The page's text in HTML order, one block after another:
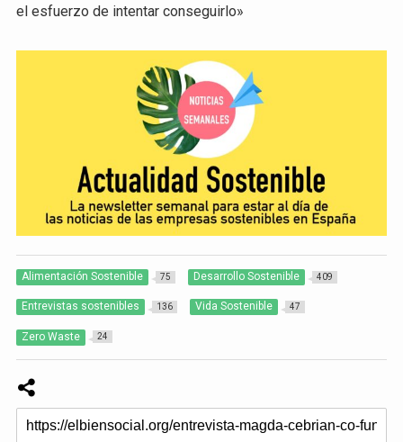
el esfuerzo de intentar conseguirlo»
Alimentación Sostenible 75 Desarrollo Sostenible 409
Entrevistas sostenibles 136 Vida Sostenible 47
Zero Waste 24